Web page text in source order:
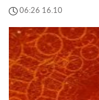
06:26 16.10